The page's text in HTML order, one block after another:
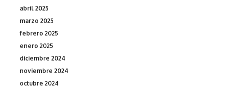
abril 2025
marzo 2025
febrero 2025
enero 2025
diciembre 2024
noviembre 2024
octubre 2024